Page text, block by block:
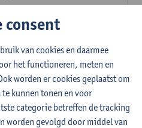
Konrad Rudnicki
consent
van cookies en daarmee
het functioneren, meten en
worden er cookies geplaatst om
kunnen tonen en voor
categorie betreffen de tracking
worden gevolgd door middel van